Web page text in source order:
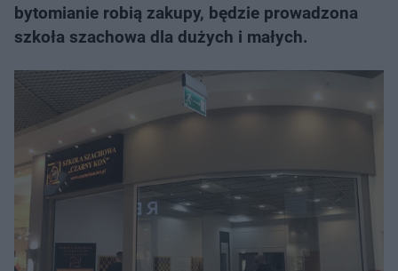
bytomianie robią zakupy, będzie prowadzona
szkoła szachowa dla dużych i małych.